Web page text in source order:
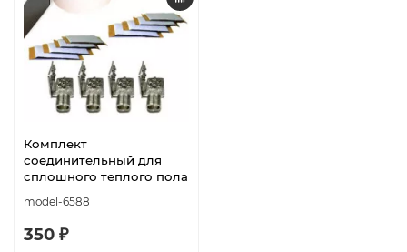
Комплект
соединительный для
сплошного теплого пола
model-6588
350 ₽